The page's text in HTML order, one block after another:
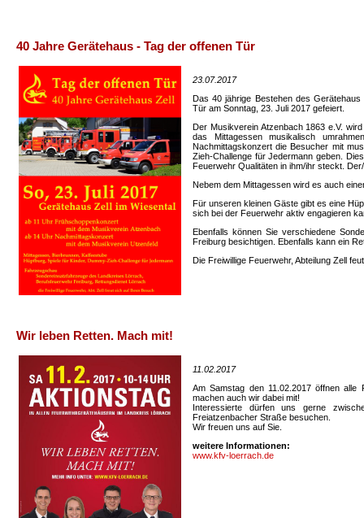
40 Jahre Gerätehaus - Tag der offenen Tür
23.07.2017
Das 40 jährige Bestehen des
Tür am Sonntag, 23. Juli 2017 gefeiert.
Der Musikverein Atzenbach 1863 e.V.
das Mittagessen musikalisch
Nachmittagskonzert die Besucher mit
Zieh-Challenge für Jedermann geben.
Feuerwehr Qualitäten in ihm/ihr steckt.
Nebem dem Mittagessen wird es auch
Für unseren kleinen Gäste gibt es eine
sich bei der Feuerwehr aktiv engagieren
Ebenfalls können Sie verschiedene
Freiburg besichtigen. Ebenfalls kann ein
Die Freiwillige Feuerwehr, Abteilung Zell
Wir leben Retten. Mach mit!
11.02.2017
Am Samstag den 11.02.2017 öffnen alle
machen auch wir dabei mit!
Interessierte dürfen uns gerne
Freiatzenbacher Straße besuchen.
Wir freuen uns auf Sie.
weitere Informationen:
www.kfv-loerrach.de